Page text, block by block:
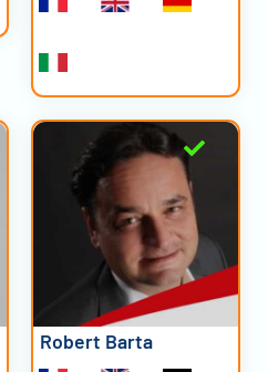
Robert Barta